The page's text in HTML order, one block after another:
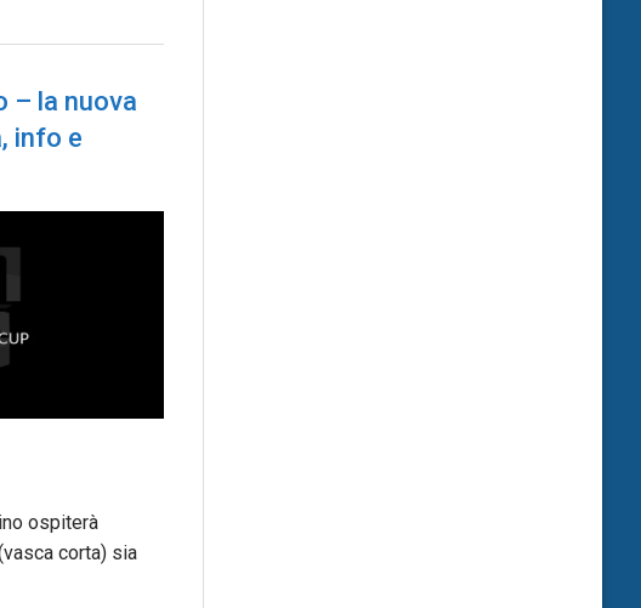
– la nuova
info e
ospiterà
corta) sia